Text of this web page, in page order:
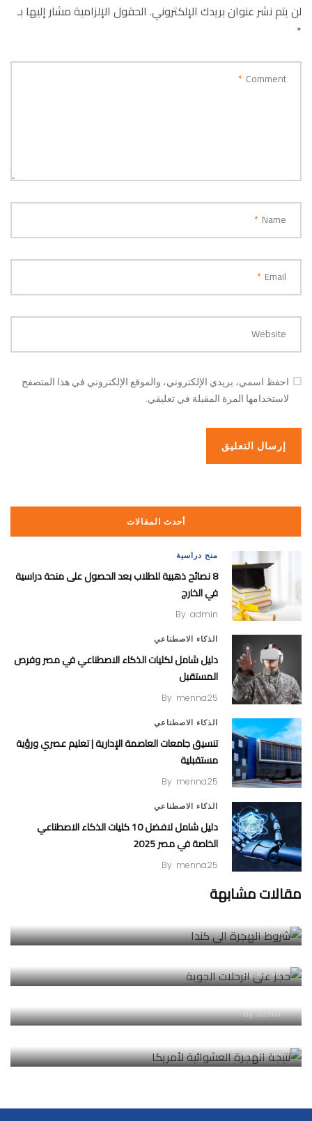
لن يتم نشر عنوان بريدك الإلكتروني. الحقول الإلزامية مشار إليها بـ
*
Comment
*
Name
*
Email
*
Website
احفظ اسمي، بريدي الإلكتروني، والموقع الإلكتروني في هذا المتصفح
لاستخدامها المرة المقبلة في تعليقي.
أحدث المقالات
منح دراسية
8 نصائح ذهبية للطلاب بعد الحصول على منحة دراسية
في الخارج
By admin
الذكاء الاصطناعي
دليل شامل لكليات الذكاء الاصطناعي في مصر وفرص
المستقبل
By menna25
الذكاء الاصطناعي
تنسيق جامعات العاصمة الإدارية | تعليم عصري ورؤية
مستقبلية
By menna25
الذكاء الاصطناعي
دليل شامل لافضل 10 كليات الذكاء الاصطناعي
الخاصة في مصر 2025
By menna25
مقالات مشابهة
Byadmin
الدليل الكامل لحجز على الرحلات الجوية: والإبحار في السماء
Byadmin
دليل الهجرة إلى ألمانيا للعمل والدراسة واللجوء 2024
Byadmin
نتيجة الهجرة العشوائية لأمريكا 2023-2024 | رابط نتيجة الهجرة
Byadmin